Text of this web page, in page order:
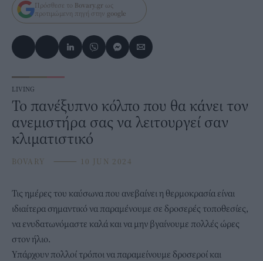
Πρόσθεσε το Bovary.gr ως
προτιμώμενη πηγή στην google
LIVING
Το πανέξυπνο κόλπο που θα κάνει τον
ανεμιστήρα σας να λειτουργεί σαν
κλιματιστικό
BOVARY ⸻ 10 JUN 2024
Τις ημέρες του καύσωνα που ανεβαίνει η θερμοκρασία είναι
ιδιαίτερα σημαντικό να παραμένουμε σε δροσερές τοποθεσίες,
να ενυδατωνόμαστε καλά και να μην βγαίνουμε πολλές ώρες
στον ήλιο.
Υπάρχουν πολλοί τρόποι να παραμείνουμε δροσεροί και